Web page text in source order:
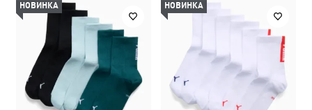
НОВИНКА НОВИНКА